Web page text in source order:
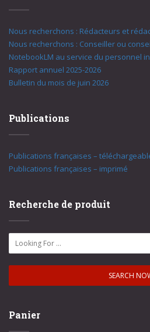
Nous recherchons : Rédacteurs et
Nous recherchons : Conseiller ou
NotebookLM au service du personnel
Rapport annuel 2025-2026
Bulletin du mois de juin 2026
Publications
Publications françaises –
Publications françaises – imprimé
Recherche de produit
Panier